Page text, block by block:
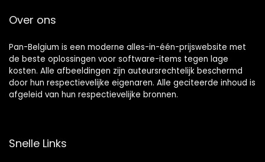
Over ons
Pan-Belgium is een moderne alles-in-één-prijswebsite met
de beste oplossingen voor software-items tegen lage
kosten. Alle afbeeldingen zijn auteursrechtelijk beschermd
door hun respectievelijke eigenaren. Alle geciteerde inhoud is
afgeleid van hun respectievelijke bronnen.
Snelle Links